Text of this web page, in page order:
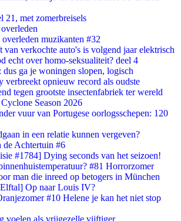
21, met zomerbreisels
overleden muzikanten #32
van verkochte auto's is volgend jaar elektrisch
echt over homo-seksualiteit? deel 4
ga je woningen slopen, logisch
verbreekt opnieuw record als oudste
tegen grootste insectenfabriek ter wereld
Season 2026
vuur van Portugese oorlogsschepen: 120
in een relatie kunnen vergeven?
de Achtertuin #6
#1784] Dying seconds van het seizoen!
#81 Horrorzomer
man die inreed op betogers in München
Op naar Louis IV?
#10 Helene je kan het niet stop
voelen als vrijgezelle vijftiger